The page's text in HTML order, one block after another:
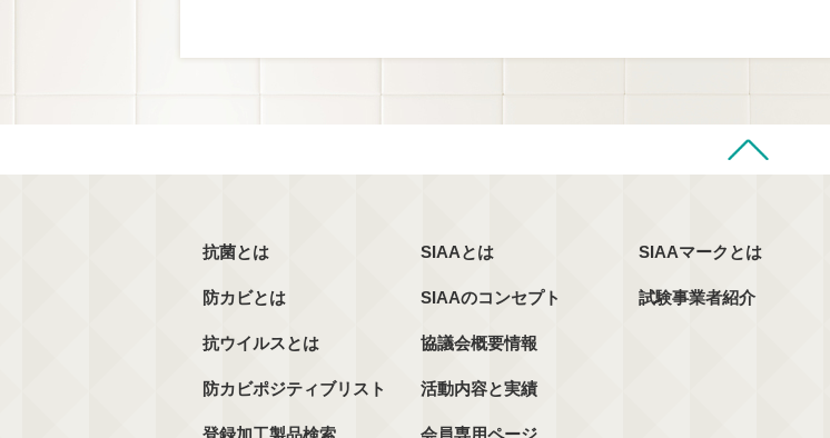
抗菌とは
防カビとは
抗ウイルスとは
防カビポジティブリスト
登録加工製品検索
SIAAとは
SIAAのコンセプト
協議会概要情報
活動内容と実績
会員専用ページ
SIAAマークとは
試験事業者紹介